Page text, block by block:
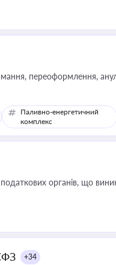
переоформлення,
Паливно-енергетичний
комплекс
органів, що
+34